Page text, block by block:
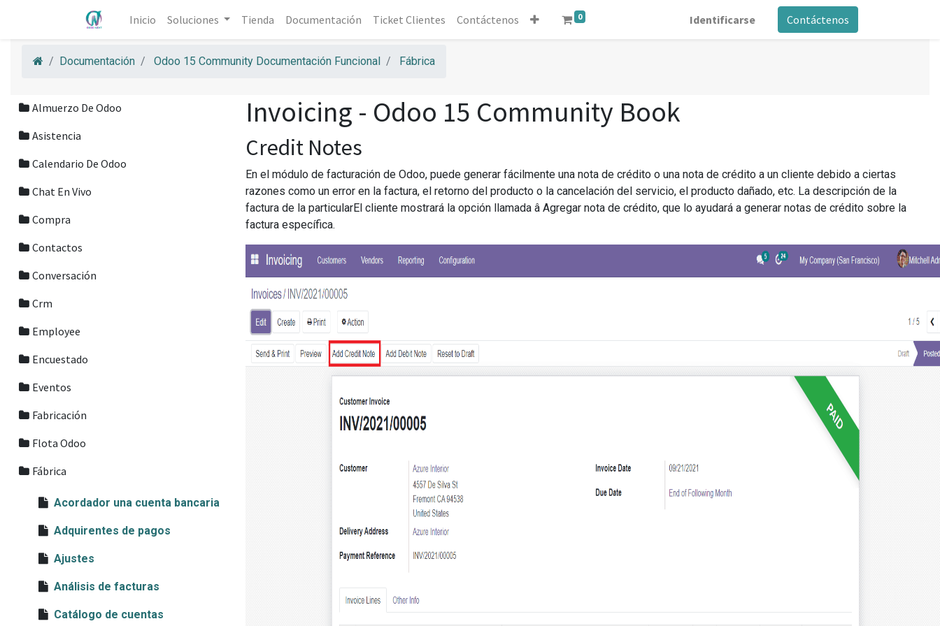
Inicio Soluciones Tienda Documentación Ticket Clientes Contáctenos 0 Identificarse Contáctenos
Documentación Odoo 15 Community Documentación Funcional Fábrica
Almuerzo De Odoo
Asistencia
Calendario De Odoo
Chat En Vivo
Compra
Contactos
Conversación
Crm
Employee
Encuestado
Eventos
Fabricación
Flota Odoo
Fábrica
Acordador una cuenta bancaria
Adquirentes de pagos
Ajustes
Análisis de facturas
Catálogo de cuentas
Invoicing - Odoo 15 Community Book
Credit Notes
En el módulo de facturación de Odoo, puede generar fácilmente una nota de crédito o una nota de crédito a un cliente debido a ciertas
razones como un error en la factura, el retorno del producto o la cancelación del servicio, el producto dañado, etc. La descripción de la
factura de la particularEl cliente mostrará la opción llamada â Agregar nota de crédito, que lo ayudará a generar notas de crédito sobre la
factura específica.